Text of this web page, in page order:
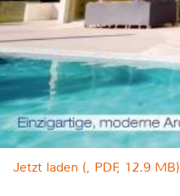
Jetzt laden (, PDF, 12.9 MB)